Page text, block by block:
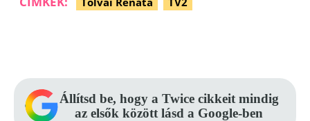
Állítsd be, hogy a Twice cikkeit mindig
az elsők között lásd a Google-ben